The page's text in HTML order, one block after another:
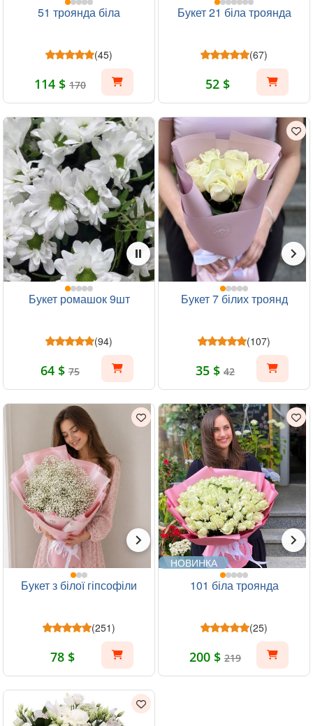
51 троянда біла
(45)
114 $ 170
Букет 21 біла троянда
(67)
52 $
Букет ромашок 9шт
(94)
64 $ 75
Букет 7 білих троянд
(107)
35 $ 42
Букет з білої гіпсофіли
(251)
78 $
НОВИНКА
101 біла троянда
(25)
200 $ 219